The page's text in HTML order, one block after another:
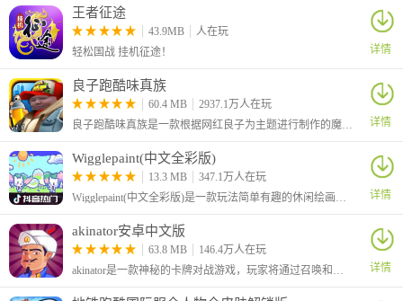
鱼游戏，打鱼轻松！
2、登录送海量金币，3日豪礼、七天签到、每日任务、鸿运福利等
等，多重福利领到手软。
力的雷霆一击等，创新版武器体验，让您的捕鱼体验爽翻天！
王者征途
43.9MB
人在玩
轻松国战 挂机征途！
详情
良子跑酷味真族
60.4 MB
2937.1万人在玩
良子跑酷味真族是一款根据网红良子为主题进行制作的魔改地铁跑酷游戏，游戏原本的主角杰克变成了我们的大胃袋良子，跑酷路上的金币也变成了良子最爱吃的焖子！
详情
Wigglepaint(中文全彩版)
13.3 MB
347.1万人在玩
Wigglepaint(中文全彩版)是一款玩法简单有趣的休闲绘画涂鸦游戏，本次为大家带来的是中文全彩版本，该版本由B站UP主“角赤pulupo”制作，支持中文还有十六种色彩画笔，让你可以自由绘画涂鸦！
详情
akinator安卓中文版
63.8 MB
146.4万人在玩
akinator是一款神秘的卡牌对战游戏，玩家将通过召唤和组合各种神秘的卡牌来战斗，感兴趣的小伙伴快来试试吧！
详情